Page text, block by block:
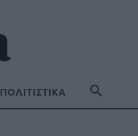
ΠΟΛΙΤΙΣΤΙΚΆ